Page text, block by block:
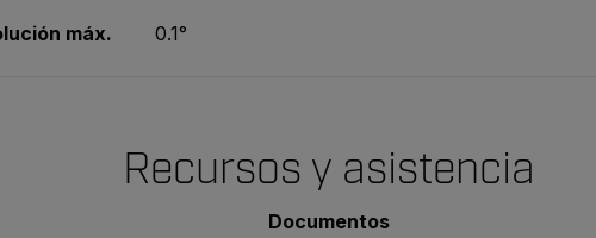
máx. 0.1°
Recursos y asistencia
Documentos